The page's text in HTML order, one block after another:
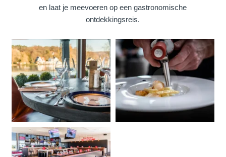
en laat je meevoeren op een gastronomische
ontdekkingsreis.
Martin's Louvain-la-
Neuve
Louvain-la-Neuve, 3*
Martin's All Suites
Louvain-la-Neuve, 4*